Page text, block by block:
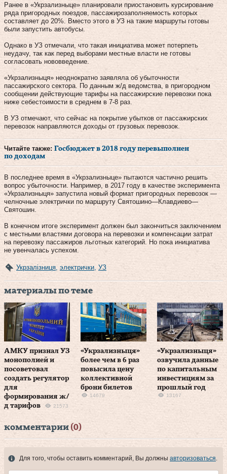
Ранее в «Укрзализныце» планировали приостановить курсирование
ряда пригородных поездов, пассажирозаполняемость которых
составляет до 20%. Вместо этого в УЗ на такие маршруты готовы
были запустить автобусы.
Однако в УЗ отмечали, что такая инициатива может потерпеть
неудачу, так как перед выборами местные власти не готовы
согласовать нововведение.
«Укрзализныця» неоднократно заявляла об убыточности
пассажирского сектора. По данным ж/д ведомства, в пригородном
сообщении действующие тарифы на пассажирские перевозки пока
ниже себестоимости в среднем в 7-8 раз.
В УЗ отмечают, что сейчас на покрытие убытков от пассажирских
перевозок направляются доходы от грузовых перевозок.
Читайте также: Госбюджет в 2018 году перевыполнен
по доходам
В последнее время в «Укрзализныце» пытаются частично решить
вопрос убыточности. Например, в 2017 году в качестве эксперимента
«Укрзализныця» запустила новый формат пригородных перевозок —
челночные электрички по маршруту Святошино—Клавдиево—
Святошин.
В конечном итоге эксперимент должен был закончиться заключением
с местными властями договора на перевозки и компенсации затрат
на перевозку пассажиров льготных категорий. Но пока инициатива
не увенчалась успехом.
Укрзалізниця электрички УЗ
материалы по теме
АМКУ признал УЗ
монополией и
посоветовал
создать регулятор
для
формирования ж/
д тарифов
21573
«Укрзализныця»
более чем в 6 раз
повысила цену
коллективной
брони билетов
14679
«Укрзализныця»
озвучила данные
по капитальным
инвестициям за
прошлый год
13167
комментарии (0)
Для того, чтобы оставить комментарий, Вы должны авторизоваться.